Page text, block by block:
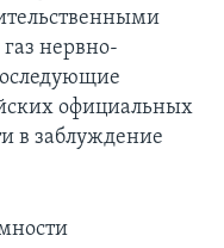
нервно-
официальных
в заблуждение